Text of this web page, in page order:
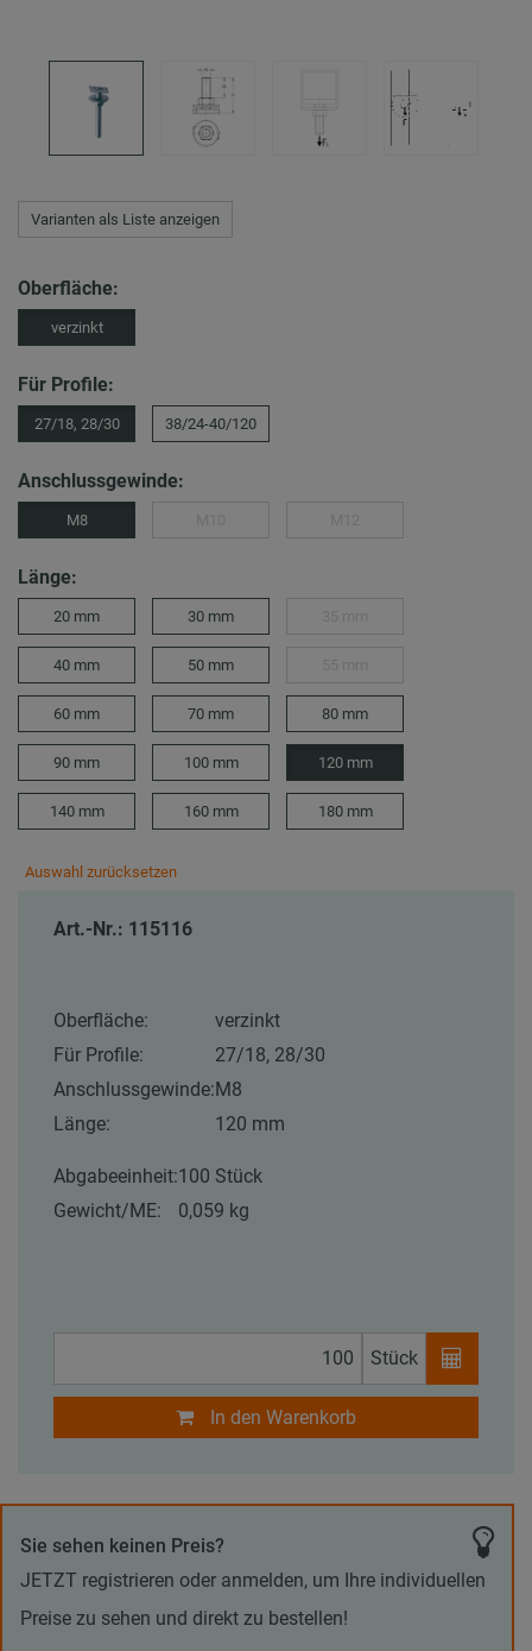
Varianten als Liste anzeigen
Oberfläche:
verzinkt
Für Profile:
27/18, 28/30 38/24-40/120
Anschlussgewinde:
M8
Länge:
20 mm 30 mm
40 mm 50 mm
60 mm 70 mm 80 mm
90 mm 100 mm 120 mm
140 mm 160 mm 180 mm
Auswahl zurücksetzen
Art.-Nr.: 115116
Oberfläche:
verzinkt
Für Profile:
27/18, 28/30
Anschlussgewinde:M8
Länge:
120 mm
Abgabeeinheit:100 Stück
Gewicht/ME:
0,059 kg
Stück
In den Warenkorb
Sie sehen keinen Preis?
JETZT registrieren oder anmelden, um Ihre individuellen
Preise zu sehen und direkt zu bestellen!